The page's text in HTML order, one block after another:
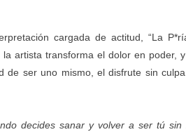
cargada de actitud, “La
artista transforma el dolor en poder,
de ser uno mismo, el disfrute sin
decides sanar y volver a ser tú